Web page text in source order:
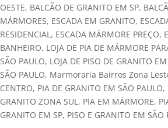
OESTE, BALCÃO DE GRANITO EM SP,
MÁRMORES, ESCADA EM GRANITO,
RESIDENCIAL , ESCADA MÁRMORE PREÇO,
BANHEIRO, LOJA DE PIA DE MÁRMORE
SÃO PAULO, LOJA DE PISO DE GRANITO
SÃO PAULO, Marmoraria Bairros Zona
CENTRO, PIA DE GRANITO EM SÃO PAULO,
GRANITO ZONA SUL , PIA EM MÁRMORE,
GRANITO EM SP, PISO E GRANITO EM SÃO